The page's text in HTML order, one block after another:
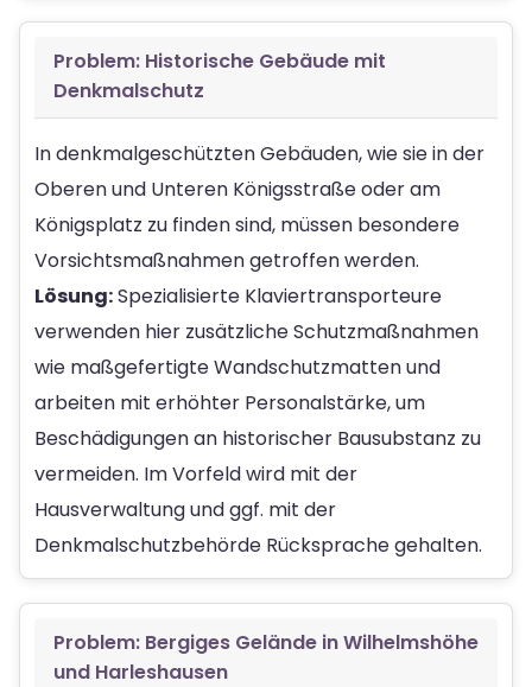
Problem: Historische Gebäude mit
Denkmalschutz
In denkmalgeschützten Gebäuden, wie sie in der
Oberen und Unteren Königsstraße oder am
Königsplatz zu finden sind, müssen besondere
Vorsichtsmaßnahmen getroffen werden.
Lösung:Spezialisierte Klaviertransporteure
verwenden hier zusätzliche Schutzmaßnahmen
wie maßgefertigte Wandschutzmatten und
arbeiten mit erhöhter Personalstärke, um
Beschädigungen an historischer Bausubstanz zu
vermeiden. Im Vorfeld wird mit der
Hausverwaltung und ggf. mit der
Denkmalschutzbehörde Rücksprache gehalten.
Problem: Bergiges Gelände in Wilhelmshöhe
und Harleshausen